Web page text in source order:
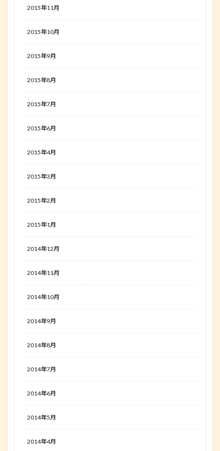
2015年11月
2015年10月
2015年9月
2015年8月
2015年7月
2015年6月
2015年4月
2015年3月
2015年2月
2015年1月
2014年12月
2014年11月
2014年10月
2014年9月
2014年8月
2014年7月
2014年6月
2014年5月
2014年4月